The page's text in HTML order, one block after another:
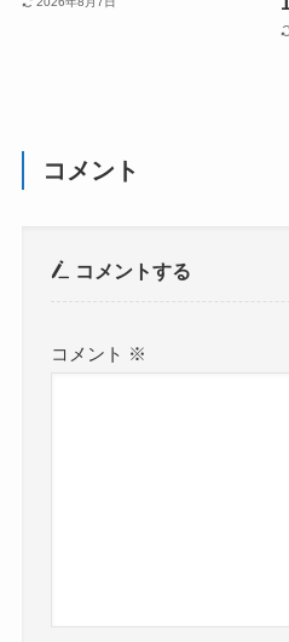
コメント
コメントする
コメント ※